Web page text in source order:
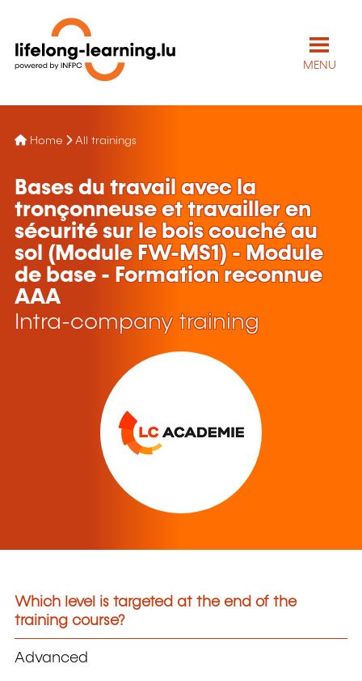
MENU
Home All trainings
Bases du travail avec la
tronçonneuse et travailler en
sécurité sur le bois couché au
sol (Module FW-MS1) - Module
de base - Formation reconnue
AAA
Intra-company training
Which level is targeted at the end of the
training course?
Advanced